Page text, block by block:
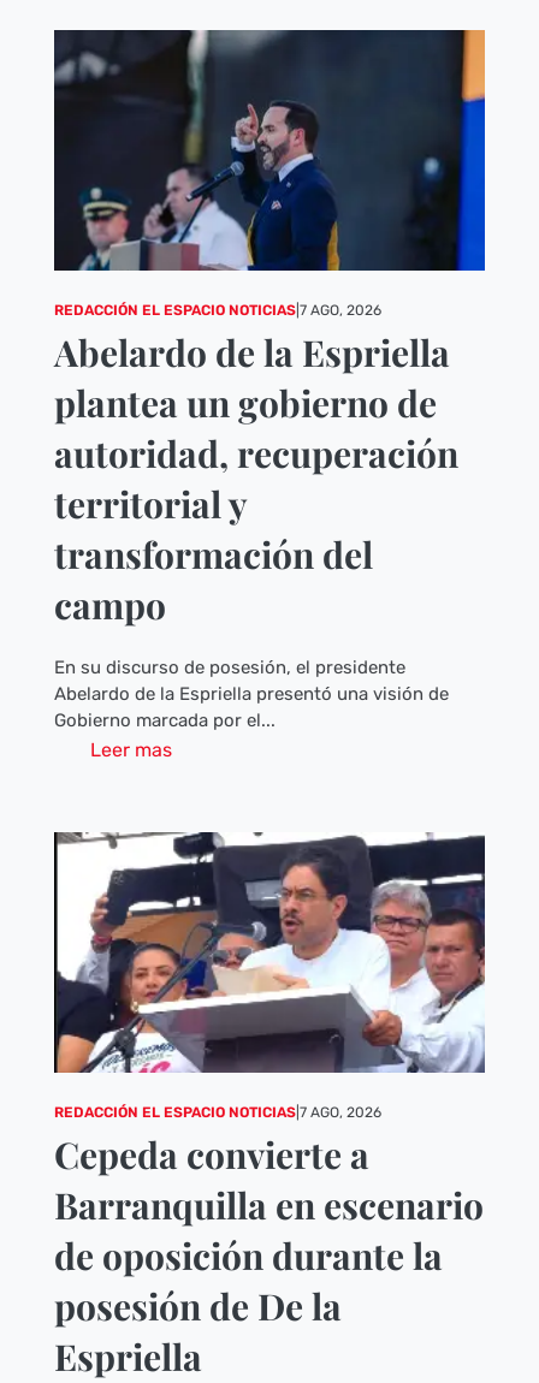
REDACCIÓN EL ESPACIO NOTICIAS| 7 AGO, 2026
Abelardo de la Espriella
plantea un gobierno de
autoridad, recuperación
territorial y
transformación del
campo
En su discurso de posesión, el presidente
Abelardo de la Espriella presentó una visión de
Gobierno marcada por el...
Leer mas
REDACCIÓN EL ESPACIO NOTICIAS| 7 AGO, 2026
Cepeda convierte a
Barranquilla en escenario
de oposición durante la
posesión de De la
Espriella